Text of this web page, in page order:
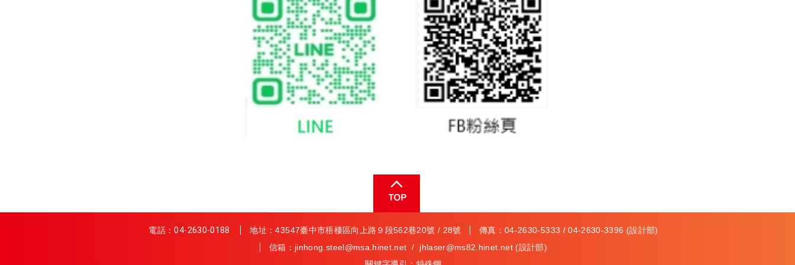
電話：04-2630-0188 地址：43547臺中市梧棲區向上路９段562巷20號 / 28號
傳真：04-2630-5333 / 04-2630-3396 (設計部)
信箱： jinhong.steel@msa.hinet.net / jhlaser@ms82.hinet.net(設計部)